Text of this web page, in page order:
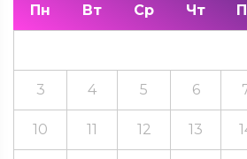
Пн Вт Ср Чт
3 4 5 6
10 11 12 13